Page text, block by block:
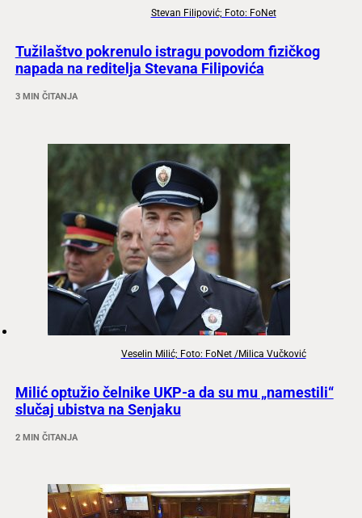
Stevan Filipović; Foto: FoNet
Tužilaštvo pokrenulo istragu povodom fizičkog
napada na reditelja Stevana Filipovića
3 MIN ČITANJA
Veselin Milić; Foto: FoNet /Milica Vučković
Milić optužio čelnike UKP-a da su mu „namestili“
slučaj ubistva na Senjaku
2 MIN ČITANJA